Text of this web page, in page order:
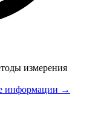
измерения
информации →